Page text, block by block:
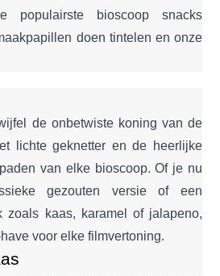
bioscoop snacks
doen tintelen en onze
de onbetwiste koning van de
lichte geknetter en de heerlijke
van elke bioscoop. Of je nu
gezouten versie of een
zoals kaas, karamel of jalapeno,
voor elke filmvertoning.